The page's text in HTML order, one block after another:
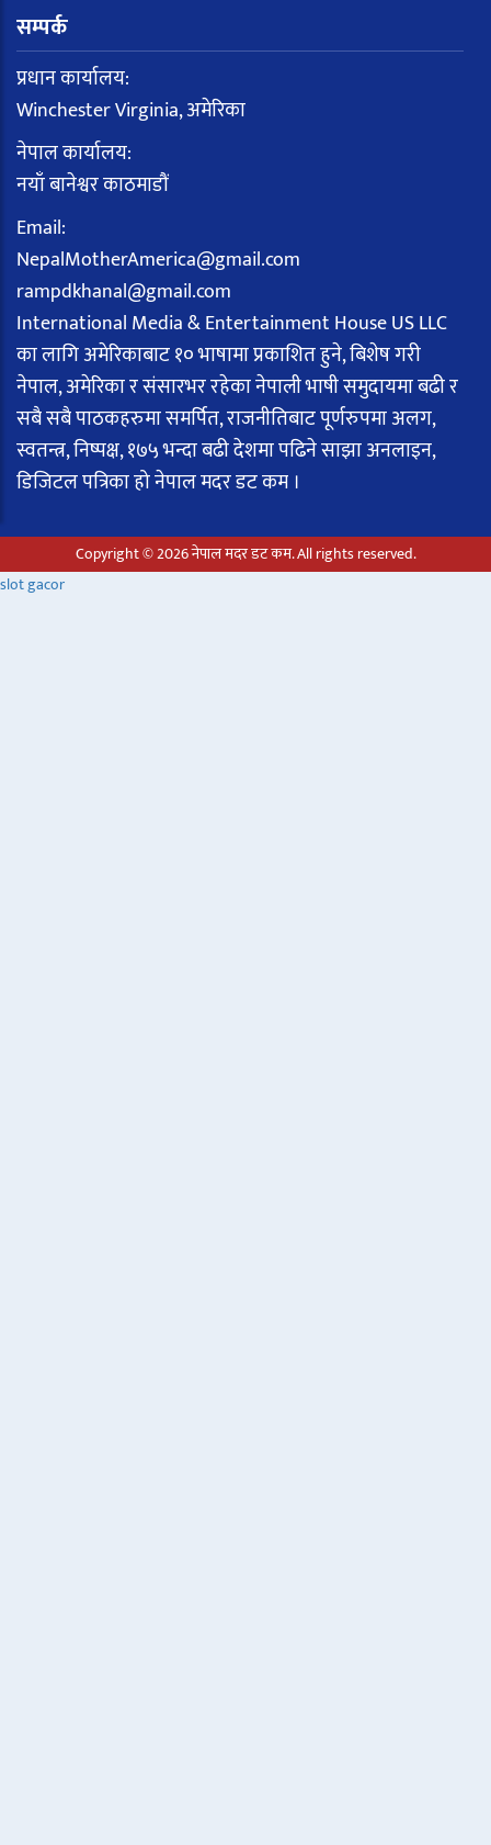
सम्पर्क
प्रधान कार्यालय:
Winchester Virginia, अमेरिका
नेपाल कार्यालय:
नयाँ बानेश्वर काठमाडौं
Email:
NepalMotherAmerica@gmail.com
rampdkhanal@gmail.com
International Media & Entertainment House US LLC
का लागि अमेरिकाबाट १० भाषामा प्रकाशित हुने, बिशेष गरी
नेपाल, अमेरिका र संसारभर रहेका नेपाली भाषी समुदायमा बढी र
सबै सबै पाठकहरुमा समर्पित, राजनीतिबाट पूर्णरुपमा अलग,
स्वतन्त्र, निष्पक्ष, १७५ भन्दा बढी देशमा पढिने साझा अनलाइन,
डिजिटल पत्रिका हो नेपाल मदर डट कम ।
Copyright © 2026 नेपाल मदर डट कम. All rights reserved.
slot gacor